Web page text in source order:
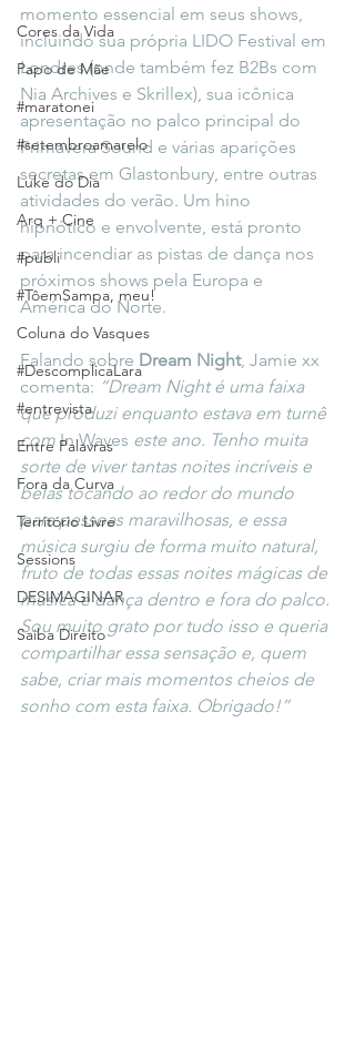
Cores da Vida
Papo de Mãe
#maratonei
#setembroamarelo
Luke do Dia
Arq + Cine
#publi
#TôemSampa, meu!
Coluna do Vasques
#DescomplicaLara
#entrevista
Entre Palavras
Fora da Curva
Território Livre
Sessions
DESIMAGINAR
Saiba Direito
momento essencial em seus shows,
incluindo sua própria LIDO Festival em
Londres (onde também fez B2Bs com
Nia Archives e Skrillex), sua icônica
apresentação no palco principal do
Primavera Sound e várias aparições
secretas em Glastonbury, entre outras
atividades do verão. Um hino
hipnótico e envolvente, está pronto
para incendiar as pistas de dança nos
próximos shows pela Europa e
América do Norte.
Falando sobre Dream Night, Jamie xx
comenta: “Dream Night é uma faixa
que produzi enquanto estava em turnê
com In Waves este ano. Tenho muita
sorte de viver tantas noites incríveis e
belas tocando ao redor do mundo
para pessoas maravilhosas, e essa
música surgiu de forma muito natural,
fruto de todas essas noites mágicas de
música e dança dentro e fora do palco.
Sou muito grato por tudo isso e queria
compartilhar essa sensação e, quem
sabe, criar mais momentos cheios de
sonho com esta faixa. Obrigado!”